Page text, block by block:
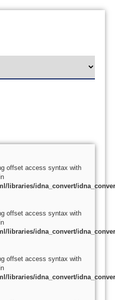
offset access syntax with
libraries/idna_convert/
offset access syntax with
libraries/idna_convert/
offset access syntax with
libraries/idna_convert/